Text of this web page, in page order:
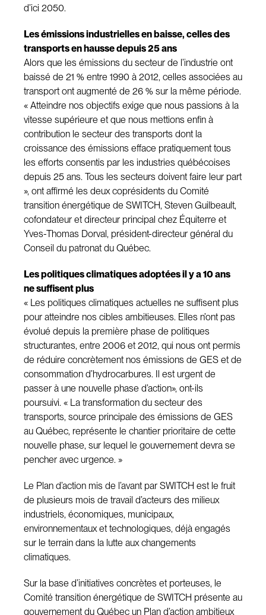
d’ici 2050.
Les émissions industrielles en baisse, celles des
transports en hausse depuis 25 ans
Alors que les émissions du secteur de l’industrie ont
baissé de 21 % entre 1990 à 2012, celles associées au
transport ont augmenté de 26 % sur la même période.
« Atteindre nos objectifs exige que nous passions à la
vitesse supérieure et que nous mettions enfin à
contribution le secteur des transports dont la
croissance des émissions efface pratiquement tous
les efforts consentis par les industries québécoises
depuis 25 ans. Tous les secteurs doivent faire leur part
», ont affirmé les deux coprésidents du Comité
transition énergétique de SWITCH, Steven Guilbeault,
cofondateur et directeur principal chez Équiterre et
Yves-Thomas Dorval, président-directeur général du
Conseil du patronat du Québec.
Les politiques climatiques adoptées il y a 10 ans
ne suffisent plus
« Les politiques climatiques actuelles ne suffisent plus
pour atteindre nos cibles ambitieuses. Elles n’ont pas
évolué depuis la première phase de politiques
structurantes, entre 2006 et 2012, qui nous ont permis
de réduire concrètement nos émissions de GES et de
consommation d’hydrocarbures. Il est urgent de
passer à une nouvelle phase d’action», ont-ils
poursuivi. « La transformation du secteur des
transports, source principale des émissions de GES
au Québec, représente le chantier prioritaire de cette
nouvelle phase, sur lequel le gouvernement devra se
pencher avec urgence. »
Le Plan d’action mis de l’avant par SWITCH est le fruit
de plusieurs mois de travail d’acteurs des milieux
industriels, économiques, municipaux,
environnementaux et technologiques, déjà engagés
sur le terrain dans la lutte aux changements
climatiques.
Sur la base d’initiatives concrètes et porteuses, le
Comité transition énergétique de SWITCH présente au
gouvernement du Québec un Plan d’action ambitieux